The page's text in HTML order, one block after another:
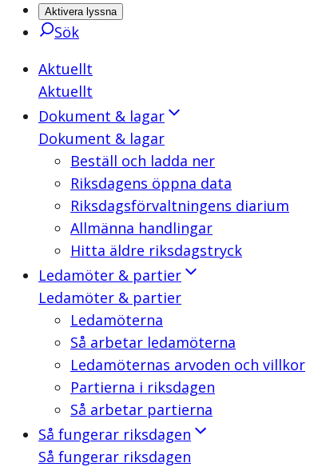
Aktivera lyssna
Sök
Aktuellt
Aktuellt
Dokument & lagar
Dokument & lagar
Beställ och ladda ner
Riksdagens öppna data
Riksdagsförvaltningens diarium
Allmänna handlingar
Hitta äldre riksdagstryck
Ledamöter & partier
Ledamöter & partier
Ledamöterna
Så arbetar ledamöterna
Ledamöternas arvoden och villkor
Partierna i riksdagen
Så arbetar partierna
Så fungerar riksdagen
Så fungerar riksdagen